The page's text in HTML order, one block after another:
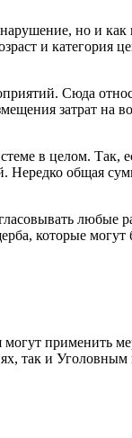
но и
и
Сюда
затрат на
в целом.
общая
которые могут
применить
так и